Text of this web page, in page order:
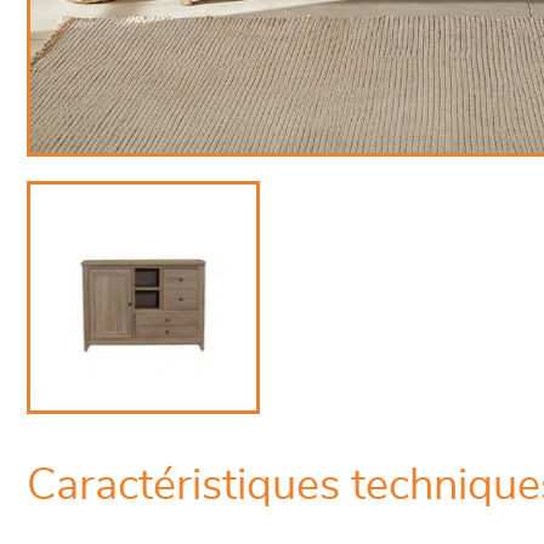
Caractéristiques